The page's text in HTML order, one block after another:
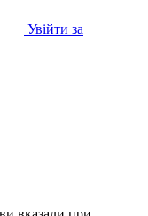
Увійти за